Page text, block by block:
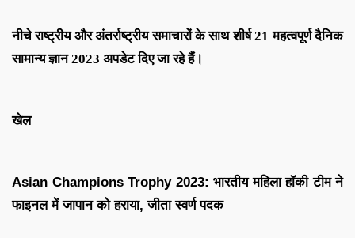
नीचे राष्ट्रीय और अंतर्राष्ट्रीय समाचारों के साथ शीर्ष 21 महत्वपूर्ण दैनिक
सामान्य ज्ञान 2023 अपडेट दिए जा रहे हैं।
खेल
Asian Champions Trophy 2023: भारतीय महिला हॉकी टीम ने
फाइनल में जापान को हराया, जीता स्वर्ण पदक